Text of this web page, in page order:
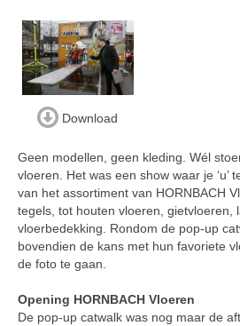
Download
Geen modellen, geen kleding. Wél
vloeren. Het was een show waar je ‘u’
van het assortiment van HORNBACH
tegels, tot houten vloeren, gietvloeren,
vloerbedekking. Rondom de pop-up
bovendien de kans met hun favoriete
de foto te gaan.
Opening HORNBACH Vloeren
De pop-up catwalk was nog maar de